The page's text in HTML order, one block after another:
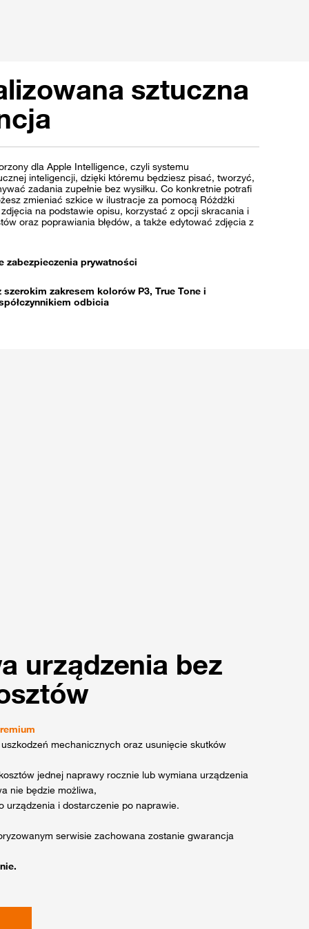
sztuczna
dla Apple Intelligence, czyli systemu
inteligencji, dzięki któremu będziesz pisać, tworzyć,
zadania zupełnie bez wysiłku. Co konkretnie potrafi
zmieniać szkice w ilustracje za pomocą Różdżki
na podstawie opisu, korzystać z opcji skracania i
oraz poprawiania błędów, a także edytować zdjęcia z
zabezpieczenia prywatności
szerokim zakresem kolorów P3, True Tone i
odbicia
urządzenia bez
mechanicznych oraz usunięcie skutków
jednej naprawy rocznie lub wymiana urządzenia
nie będzie możliwa,
urządzenia i dostarczenie po naprawie.
serwisie zachowana zostanie gwarancja